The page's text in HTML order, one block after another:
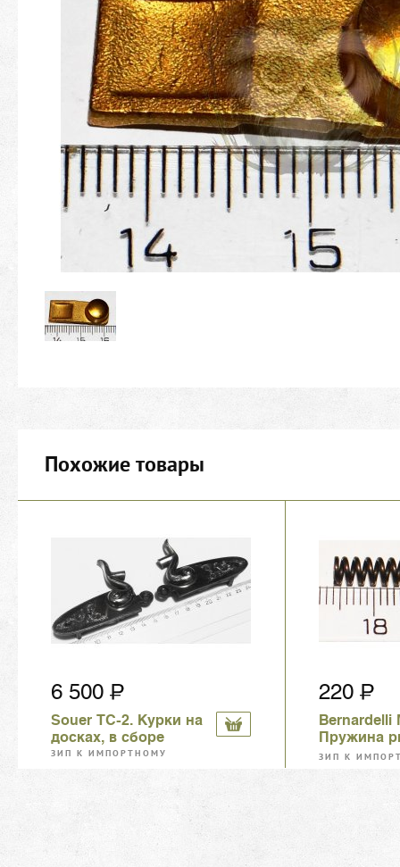
Похожие товары
6 500
Souer TC-2. Курки на
досках, в сборе
ЗИП К ИМПОРТНОМУ
220
Bernardelli
Пружина
ЗИП К